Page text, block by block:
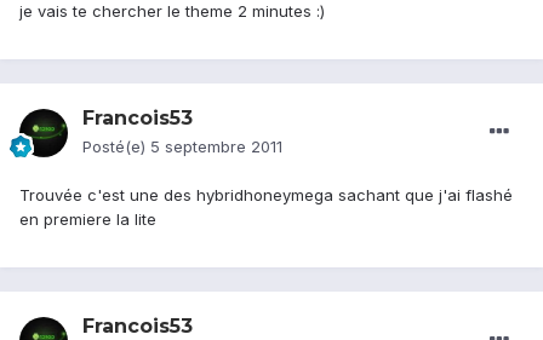
je vais te chercher le theme 2 minutes :)
Francois53
Posté(e) 5 septembre 2011
Trouvée c'est une des hybridhoneymega sachant que j'ai flashé
en premiere la lite
Francois53